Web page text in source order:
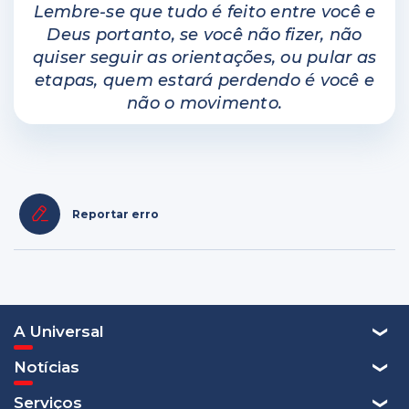
Lembre-se que tudo é feito entre você e
Deus portanto, se você não fizer, não
quiser seguir as orientações, ou pular as
etapas, quem estará perdendo é você e
não o movimento.
Reportar erro
A Universal
Notícias
Serviços